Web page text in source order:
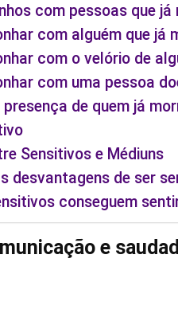
com pessoas que já
com alguém que já
com o velório de
com uma pessoa
de quem já
Sensitivos e Médiuns
desvantagens de ser
conseguem
e